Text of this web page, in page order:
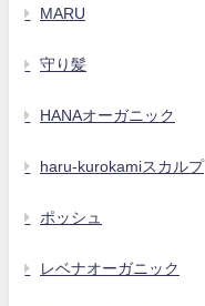
MARU
守り髪
HANAオーガニック
haru-kurokamiスカルプ
ポッシュ
レベナオーガニック